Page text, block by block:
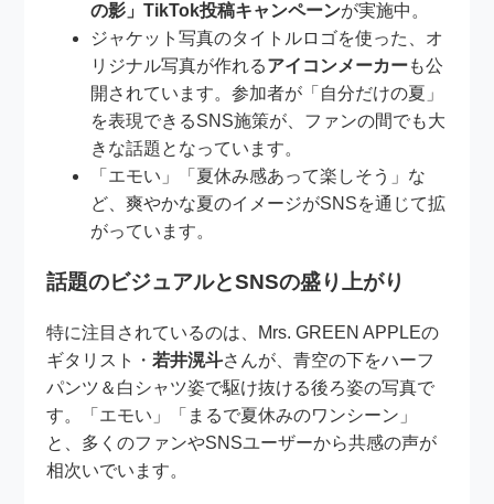
の影」TikTok投稿キャンペーンが実施中。
ジャケット写真のタイトルロゴを使った、オ
リジナル写真が作れるアイコンメーカーも公
開されています。参加者が「自分だけの夏」
を表現できるSNS施策が、ファンの間でも大
きな話題となっています。
「エモい」「夏休み感あって楽しそう」な
ど、爽やかな夏のイメージがSNSを通じて拡
がっています。
話題のビジュアルとSNSの盛り上がり
特に注目されているのは、Mrs. GREEN APPLEの
ギタリスト・若井滉斗さんが、青空の下をハーフ
パンツ＆白シャツ姿で駆け抜ける後ろ姿の写真で
す。「エモい」「まるで夏休みのワンシーン」
と、多くのファンやSNSユーザーから共感の声が
相次いでいます。